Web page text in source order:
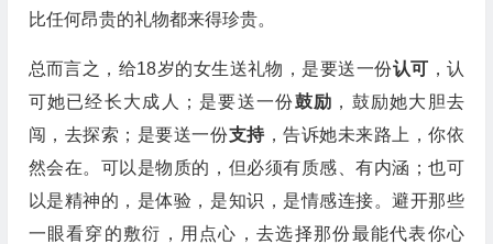
比任何昂贵的礼物都来得珍贵。
总而言之，给18岁的女生送礼物，是要送一份认可 ，认
可她已经长大成人；是要送一份鼓励 ，鼓励她大胆去
闯，去探索；是要送一份支持，告诉她未来路上，你依
然会在。可以是物质的，但必须有质感、有内涵；也可
以是精神的，是体验，是知识，是情感连接。避开那些
一眼看穿的敷衍，用点心，去选择那份最能代表你心